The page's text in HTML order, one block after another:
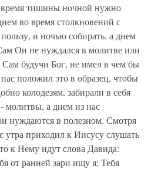
время тишины ночной нужно
во время столкновений с
и ночью собирать, а днем
Он не нуждался в молитве или
будучи Бог, не имел в чем бы
положил это в образец, чтобы
колодезям, забирали в себя
молитвы, а днем из нас
нуждаются в полезном. Смотря
утра приходил к Иисусу слушать
к Нему идут слова Давида:
от ранней зари ищу я; Тебя